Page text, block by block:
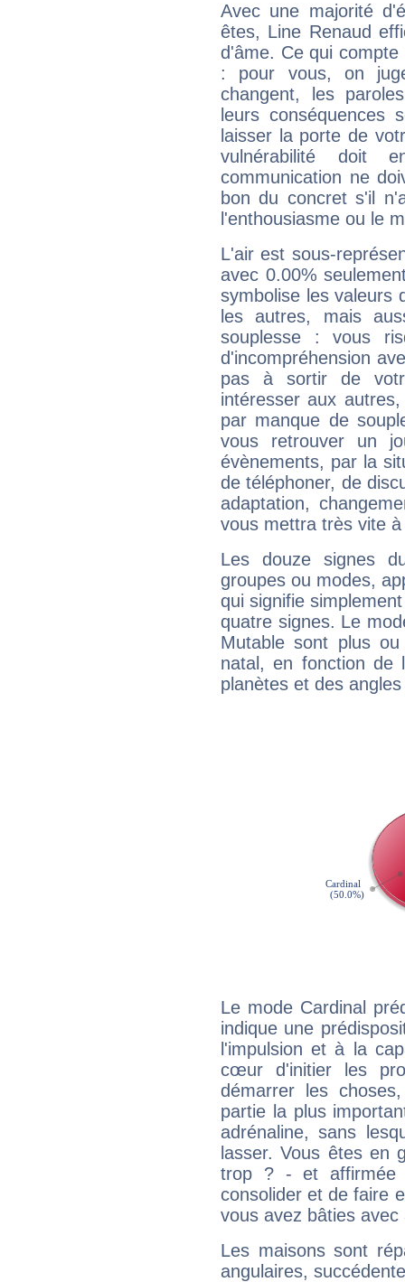
Avec une majorité
êtes, Line Renaud
d'âme. Ce qui
: pour vous, on
changent, les
leurs conséquences
laisser la porte de
vulnérabilité doit
communication ne
bon du concret s'il
l'enthousiasme ou le
L'air est sous-
avec 0.00%
symbolise les valeurs
les autres, mais
souplesse : vous
d'incompréhension
pas à sortir de
intéresser aux
par manque de
vous retrouver un
évènements, par la
de téléphoner, de
adaptation,
vous mettra très vite
Les douze signes
groupes ou modes,
qui signifie
quatre signes. Le
Mutable sont plus
natal, en fonction de
planètes et des
Le mode Cardinal
indique une
l'impulsion et à la
cœur d'initier les
démarrer les
partie la plus
adrénaline, sans
lasser. Vous êtes en
trop ? - et affirmée
consolider et de faire
vous avez bâties avec
Les maisons sont
angulaires,